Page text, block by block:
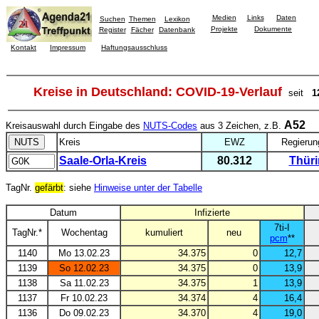
Suchen Themen
Lexikon
Register
Fächer Datenbank
Medien Links
Daten
Projekte
Dokumente
Kontakt Impressum Haftungsausschluss
Kreise in Deutschland: COVID-19-Verlauf seit
Kreisauswahl durch Eingabe des NUTS-Codes aus 3 Zeichen, z.B. A52
Kreis EWZ
Saale-Orla-Kreis 80.312
TagNr. gefärbt: siehe Hinweise unter der Tabelle
Datum
Infizierte
TagNr.*
Wochentag kumuliert neu
7ti-I
pcm**
1140
Mo 13.02.23 34.375 0
12,7
1139
So 12.02.23 34.375 0
13,9
1138
Sa 11.02.23 34.375 1
13,9
1137
Fr 10.02.23 34.374 4
16,4
1136
Do 09.02.23 34.370 4
19,0